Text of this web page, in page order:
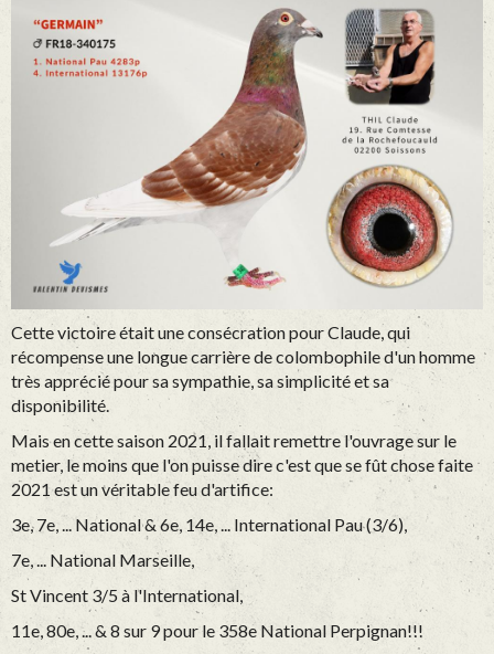
Cette victoire était une consécration pour Claude, qui
récompense une longue carrière de colombophile d'un homme
très apprécié pour sa sympathie, sa simplicité et sa
disponibilité.
Mais en cette saison 2021, il fallait remettre l'ouvrage sur le
metier, le moins que l'on puisse dire c'est que se fût chose faite
2021 est un véritable feu d'artifice:
3e, 7e, ... National & 6e, 14e, ... International Pau (3/6),
7e, ... National Marseille,
St Vincent 3/5 à l'International,
11e, 80e, ... & 8 sur 9 pour le 358e National Perpignan!!!